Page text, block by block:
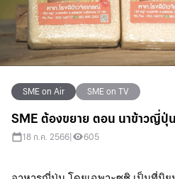
SME on Air SME on TV
SME ต้องขยาย ตอน นาข้าวญี่ปุ่
18 ก.ค. 2566| 605